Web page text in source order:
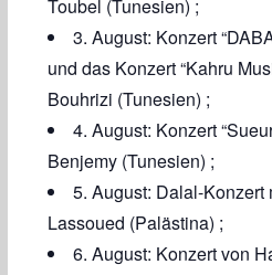
Toubel (Tunesien) ;
3. August: Konzert
und das Konzert “Kahru
Bouhrizi (Tunesien) ;
4. August: Konzert
Benjemy (Tunesien) ;
5. August: Dalal-Konzert
Lassoued (Palästina) ;
6. August: Konzert von